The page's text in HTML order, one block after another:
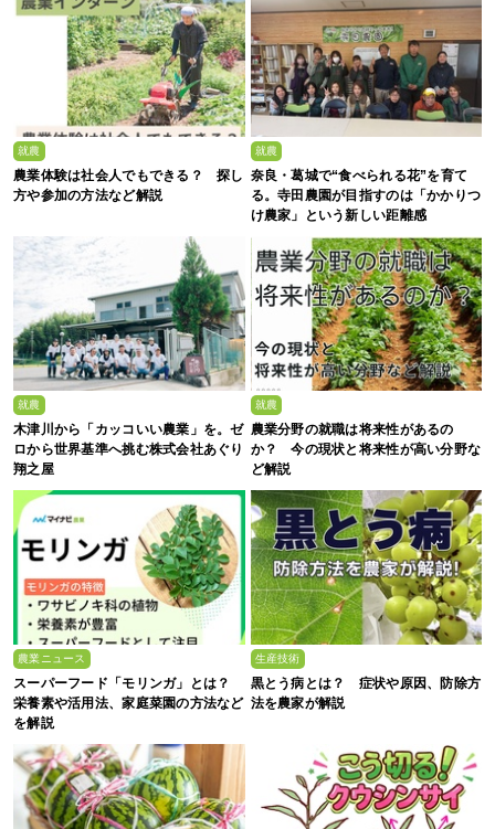
就農
農業体験は社会人でもできる？ 探し
方や参加の方法など解説
就農
奈良・葛城で“食べられる花”を育て
る。寺田農園が目指すのは「かかりつ
け農家」という新しい距離感
就農
木津川から「カッコいい農業」を。ゼ
ロから世界基準へ挑む株式会社あぐり
翔之屋
就農
農業分野の就職は将来性があるの
か？ 今の現状と将来性が高い分野な
ど解説
農業ニュース
スーパーフード「モリンガ」とは？
栄養素や活用法、家庭菜園の方法など
を解説
生産技術
黒とう病とは？ 症状や原因、防除方
法を農家が解説